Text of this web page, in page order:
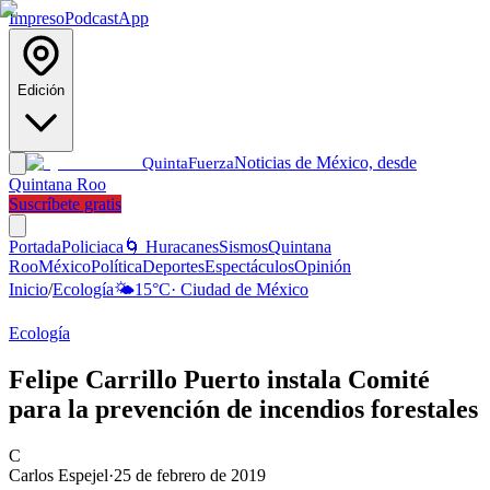
ImpresoPodcastApp
Edición
QuintaFuerzaNoticias de México, desde
Quintana Roo
Suscríbete gratis
PortadaPoliciaca 🌀 HuracanesSismosQuintana
RooMéxicoPolíticaDeportesEspectáculosOpinión
Inicio/Ecología🌤️15°C· Ciudad de México
Ecología
Felipe Carrillo Puerto instala Comité
para la prevención de incendios forestales
C
Carlos Espejel·25 de febrero de 2019